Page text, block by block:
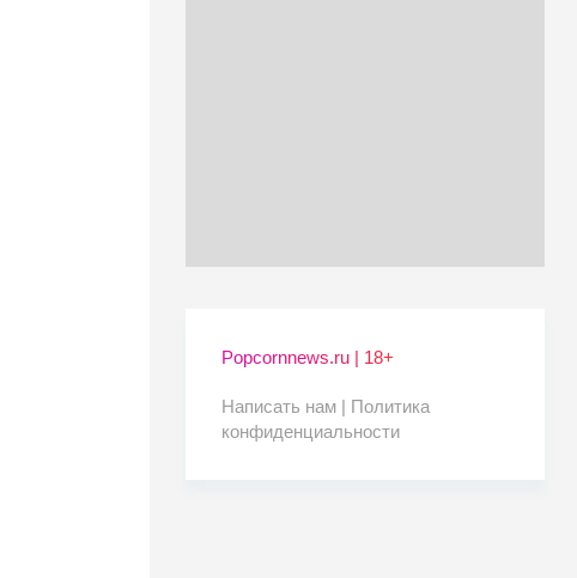
Popcornnews.ru | 18+
Написать нам | Политика
конфиденциальности